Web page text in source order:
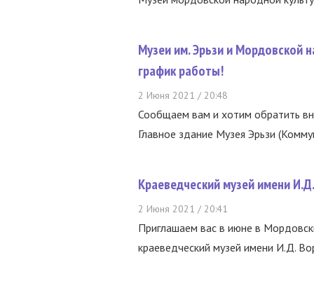
Музеи им. Эрьзи и Мордовской
график работы!
2 Июня 2021 / 20:48
Сообщаем вам и хотим обратить
Главное здание Музея Эрьзи
Краеведческий музей имени
2 Июня 2021 / 20:41
Приглашаем вас в июне в
краеведческий музей имени И.Д.